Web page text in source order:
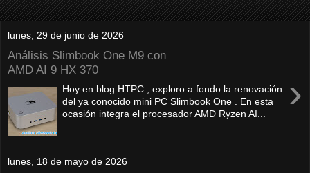
lunes, 29 de junio de 2026
Análisis Slimbook One M9 con
AMD AI 9 HX 370
›
Hoy en blog HTPC , exploro a fondo la renovación
del ya conocido mini PC Slimbook One . En esta
ocasión integra el procesador AMD Ryzen AI...
lunes, 18 de mayo de 2026